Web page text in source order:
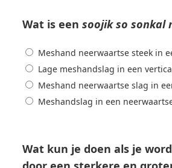
Wat is een soojik so sonkal
Meshand neerwaartse steek in
Lage meshandslag in een
Meshand neerwaartse slag in
Meshandslag in een
Wat kun je doen als je